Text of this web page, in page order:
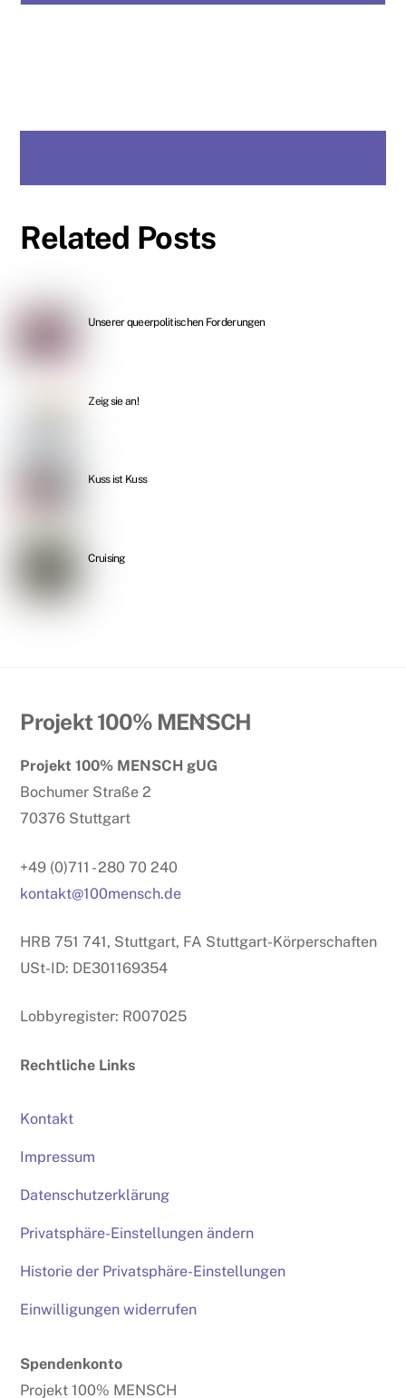
Related Posts
Unserer queerpolitischen Forderungen
Zeig sie an!
Kuss ist Kuss
Cruising
Back
Top
Projekt 100% MENSCH
Projekt 100% MENSCH gUG
Bochumer Straße 2
70376 Stuttgart
+49 (0)711 - 280 70 240
kontakt@100mensch.de
HRB 751 741, Stuttgart, FA Stuttgart-Körperschaften
USt-ID: DE301169354
Lobbyregister: R007025
Rechtliche Links
Kontakt
Impressum
Datenschutzerklärung
Privatsphäre-Einstellungen ändern
Historie der Privatsphäre-Einstellungen
Einwilligungen widerrufen
Spendenkonto
Projekt 100% MENSCH